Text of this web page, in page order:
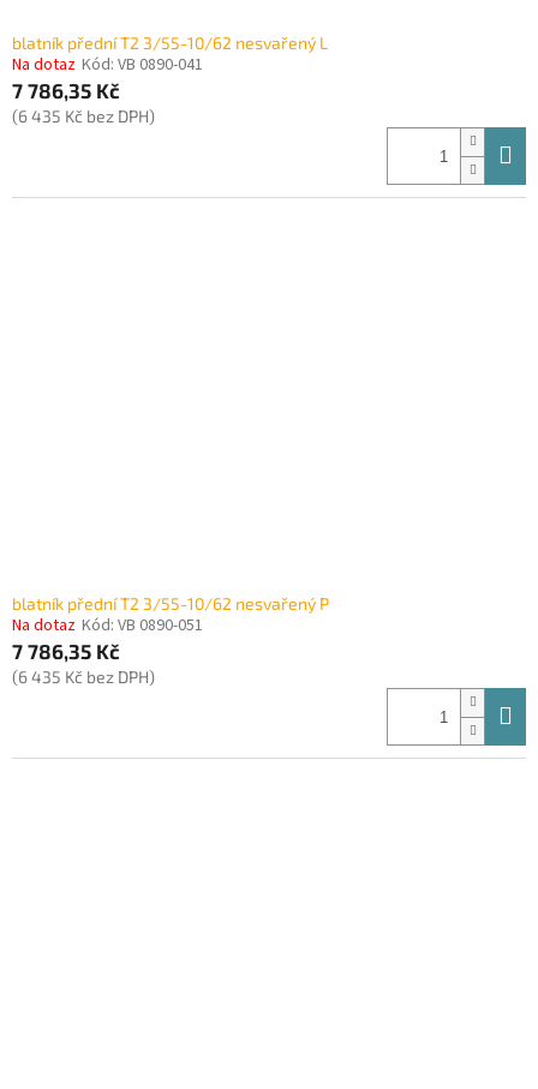
blatník přední T2 3/55-10/62 nesvařený L
Na dotaz Kód: VB 0890-041
7 786,35 Kč
(6 435 Kč bez DPH)
blatník přední T2 3/55-10/62 nesvařený P
Na dotaz Kód: VB 0890-051
7 786,35 Kč
(6 435 Kč bez DPH)